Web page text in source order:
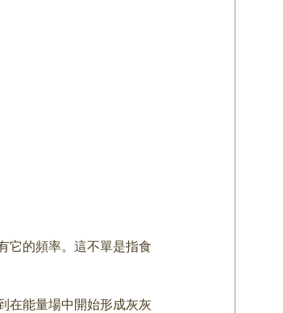
它的頻率。這不單是指食
在能量場中開始形成灰灰